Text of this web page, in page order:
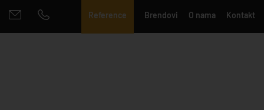
Reference Brendovi O nama Kontakt